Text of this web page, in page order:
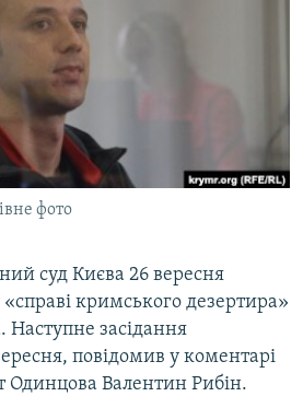
КРИМУ
фото
суд Києва 26 вересня
«справі кримського дезертира»
засідання
повідомив у коментарі
Одинцова Валентин Рибін.